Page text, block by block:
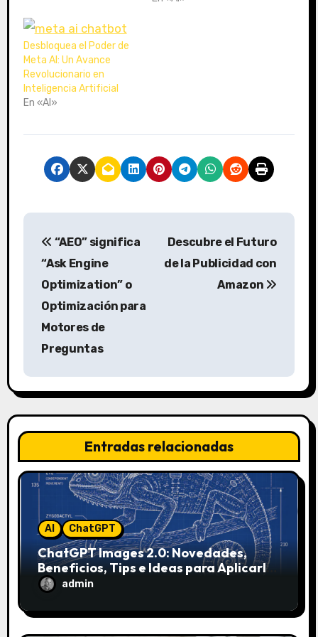
Desbloquea el Poder de
Meta AI: Un Avance
Revolucionario en
Inteligencia Artificial
En «AI»
N
a
c
i
ó
n
e
e
n
“AEO” significa
“Ask Engine
Optimization” o
Optimización para
Motores de
Preguntas
Descubre el Futuro
de la Publicidad con
Amazon
Entradas relacionadas
AI ChatGPT
ChatGPT Images 2.0: Novedades,
Beneficios, Tips e Ideas para Aplicarlo
en Marketing
admin